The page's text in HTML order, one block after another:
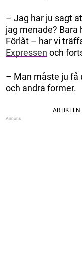
– Jag har ju sagt
jag menade? Bara
Förlåt – har vi
Expressen och
– Man måste ju få
och andra former.